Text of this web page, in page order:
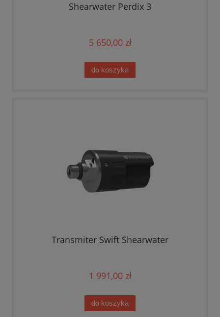
Shearwater Perdix 3
5 650,00 zł
do koszyka
Transmiter Swift Shearwater
1 991,00 zł
do koszyka